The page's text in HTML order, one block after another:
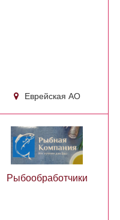
Еврейская АО
Рыбообработчики